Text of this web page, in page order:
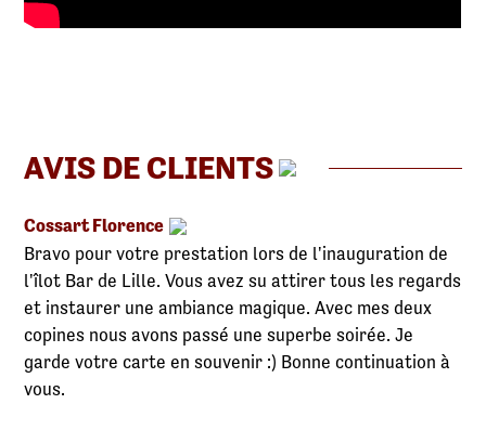
AVIS DE CLIENTS
Cossart Florence
Bravo pour votre prestation lors de l'inauguration de
l'îlot Bar de Lille. Vous avez su attirer tous les regards
et instaurer une ambiance magique. Avec mes deux
copines nous avons passé une superbe soirée. Je
garde votre carte en souvenir :) Bonne continuation à
vous.